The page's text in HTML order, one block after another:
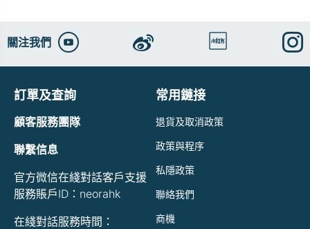
關注我們
訂單及查詢
顧客服務團隊
聯繫信息
官方微信在綫對話客戶支援
服務賬戶ID：neorahk
在綫對話服務時間：
常用鏈接
退貨及取消政策
政策與程序
私隱政策
聯絡我們
商機